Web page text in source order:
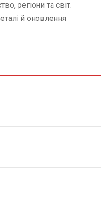
регіони та світ.
й оновлення